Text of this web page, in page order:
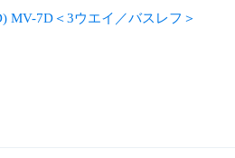
MV-7D＜3ウエイ／バスレフ＞